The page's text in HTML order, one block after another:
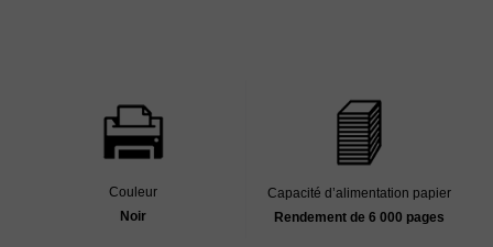
Couleur
Noir
Capacité d’alimentation papier
Rendement de 6 000 pages